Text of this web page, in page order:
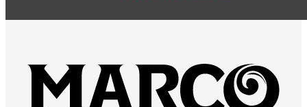
epilepsia